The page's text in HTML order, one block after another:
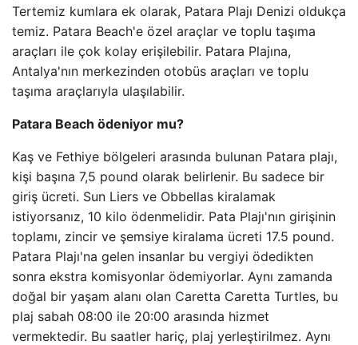
Tertemiz kumlara ek olarak, Patara Plajı Denizi oldukça
temiz. Patara Beach'e özel araçlar ve toplu taşıma
araçları ile çok kolay erişilebilir. Patara Plajına,
Antalya'nın merkezinden otobüs araçları ve toplu
taşıma araçlarıyla ulaşılabilir.
Patara Beach ödeniyor mu?
Kaş ve Fethiye bölgeleri arasında bulunan Patara plajı,
kişi başına 7,5 pound olarak belirlenir. Bu sadece bir
giriş ücreti. Sun Liers ve Obbellas kiralamak
istiyorsanız, 10 kilo ödenmelidir. Pata Plajı'nın girişinin
toplamı, zincir ve şemsiye kiralama ücreti 17.5 pound.
Patara Plajı'na gelen insanlar bu vergiyi ödedikten
sonra ekstra komisyonlar ödemiyorlar. Aynı zamanda
doğal bir yaşam alanı olan Caretta Caretta Turtles, bu
plaj sabah 08:00 ile 20:00 arasında hizmet
vermektedir. Bu saatler hariç, plaj yerleştirilmez. Aynı